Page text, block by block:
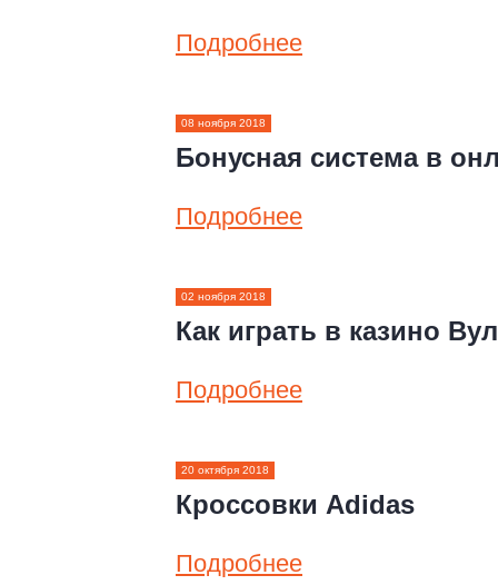
Подробнее
08 ноября 2018
Бонусная система в
Подробнее
02 ноября 2018
Как играть в казино
Подробнее
20 октября 2018
Кроссовки Adidas
Подробнее